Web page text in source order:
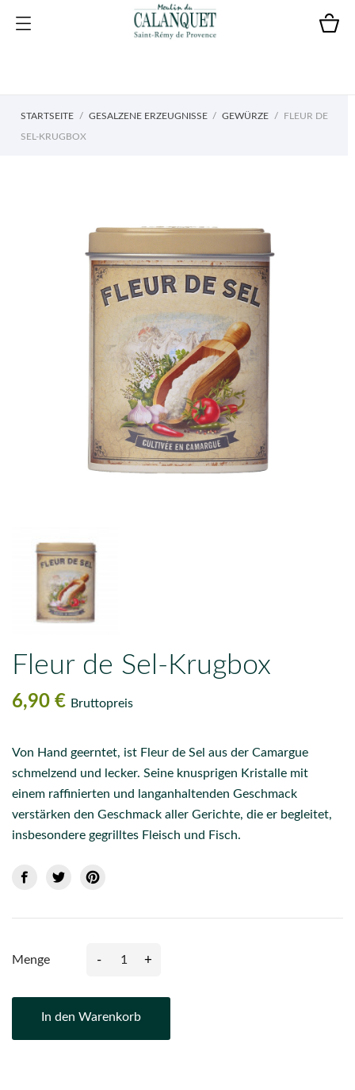
STARTSEITE GESALZENE ERZEUGNISSE GEWÜRZE FLEUR DE
SEL-KRUGBOX
Fleur de Sel-Krugbox
6,90 € Bruttopreis
Von Hand geerntet, ist Fleur de Sel aus der Camargue
schmelzend und lecker. Seine knusprigen Kristalle mit
einem raffinierten und langanhaltenden Geschmack
verstärken den Geschmack aller Gerichte, die er begleitet,
insbesondere gegrilltes Fleisch und Fisch.
Menge - +
In den Warenkorb